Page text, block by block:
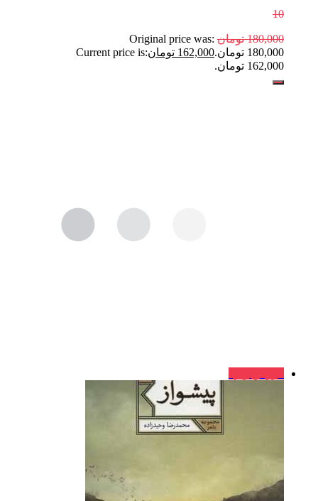
10
180,000 تومان Original price was:
180,000 تومان.
162,000 تومانCurrent price is:
162,000 تومان.